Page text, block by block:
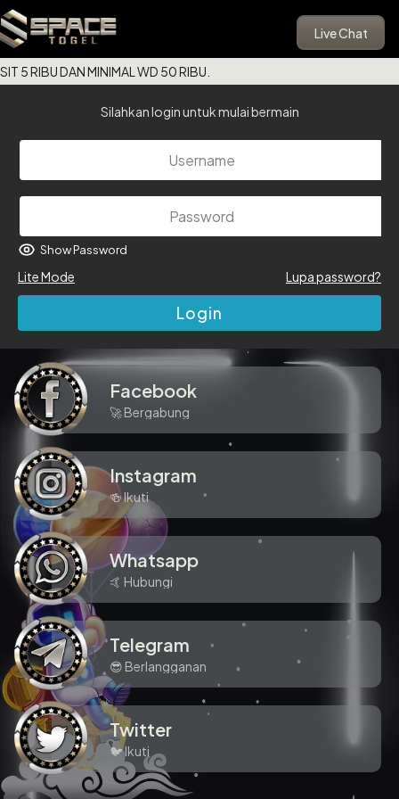
Live Chat
5 RIBU DAN MINIMAL WD 50 RIBU.
Silahkan login untuk mulai bermain
Show Password
Lite Mode Lupa password?
Login
Facebook
🚀 Bergabung
Instagram
🍻 Ikuti
Whatsapp
🤙 Hubungi
Telegram
😎 Berlangganan
Twitter
🐦 Ikuti